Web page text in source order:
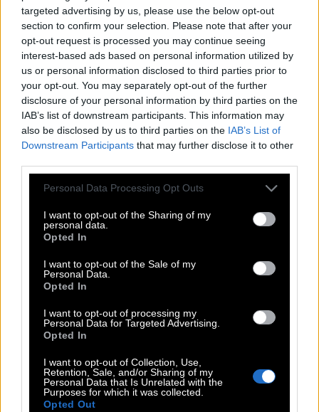
targeted advertising by us, please use the below opt-out
section to confirm your selection. Please note that after your
opt-out request is processed you may continue seeing
interest-based ads based on personal information utilized by
us or personal information disclosed to third parties prior to
your opt-out. You may separately opt-out of the further
disclosure of your personal information by third parties on the
IAB’s list of downstream participants. This information may
also be disclosed by us to third parties on the IAB’s List of
Downstream Participants that may further disclose it to other
Please note that this website/app uses one or more Google
not limited to your visit or usage behaviour. You may click to
grant or deny consent to Google and its third-party tags to
use your data for below specified purposes in below Google
consent section.
Personal Data Processing Opt Outs
I want to opt-out of the Sharing of my
personal data.
Opted In
I want to opt-out of the Sale of my
Personal Data.
Opted In
I want to opt-out of processing my
Personal Data for Targeted Advertising.
Opted In
I want to opt-out of Collection, Use,
Retention, Sale, and/or Sharing of my
Personal Data that Is Unrelated with the
Purposes for which it was collected.
Opted Out
«Έχουμε τις ορμόνες μας να χτυπάνε κόκκινο,
γίνονται συγκλονιστικές αλλαγές στο σώμα μας
και συγχρόνως έχουμε και παιδιά στην εφηβεία».
Παραδέχεται ότι είναι μια δύσκολη συνθήκη αλλά
την αντιμετωπίζει με το ίδιο σθένος και τσαμπουκά
χωρίς ωραιοποιήσεις και χωρίς φόβο.
Η επόμενη μέρα στο ΠΑΣΟΚ
Στο τέλος, η συζήτηση επιστρέφει στην πολιτική και
εσωκομματικές εκλογές και το αν έχουν αλλάξει
πράγματα στον τρόπο λειτουργίας των κομματικών
οργάνων, καθώς η ίδια ήταν από τις πρώτες που
είχαν μιλήσει με αιχμηρά σχόλια όπως “κλειστή
αποφάσεων.
Δείτε το δεύτερο μέρος της
συνέντευξης με τη Νάντια